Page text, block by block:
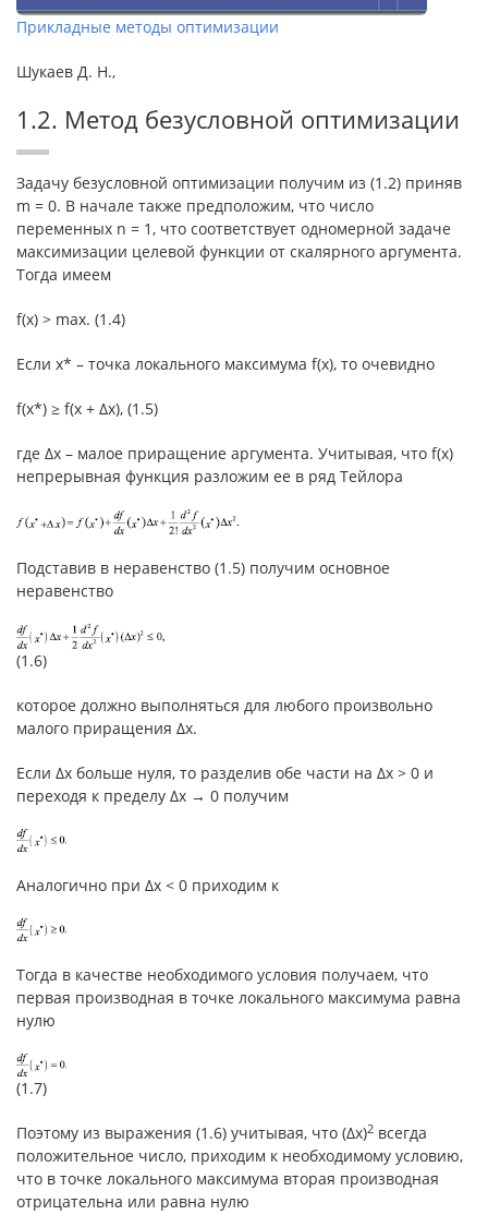
Прикладные методы оптимизации
Шукаев Д. Н.,
1.2. Метод безусловной оптимизации
Задачу безусловной оптимизации получим из (1.2) приняв
m = 0. В начале также предположим, что число
переменных n = 1, что соответствует одномерной задаче
максимизации целевой функции от скалярного аргумента.
Тогда имеем
f(x) > max. (1.4)
Если x* – точка локального максимума f(x), то очевидно
f(x*) ≥ f(x + Δx), (1.5)
где Δx – малое приращение аргумента. Учитывая, что f(x)
непрерывная функция разложим ее в ряд Тейлора
Подставив в неравенство (1.5) получим основное
неравенство
(1.6)
которое должно выполняться для любого произвольно
малого приращения Δx.
Если Δx больше нуля, то разделив обе части на Δx > 0 и
переходя к пределу Δx → 0 получим
Аналогично при Δx < 0 приходим к
Тогда в качестве необходимого условия получаем, что
первая производная в точке локального максимума равна
нулю
(1.7)
Поэтому из выражения (1.6) учитывая, что (Δx)2 всегда
положительное число, приходим к необходимому условию,
что в точке локального максимума вторая производная
отрицательна или равна нулю